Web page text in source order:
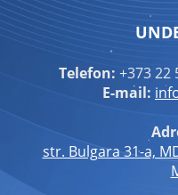
Telefon: +373 22
E-mail:
str. Bulgara 31-a,